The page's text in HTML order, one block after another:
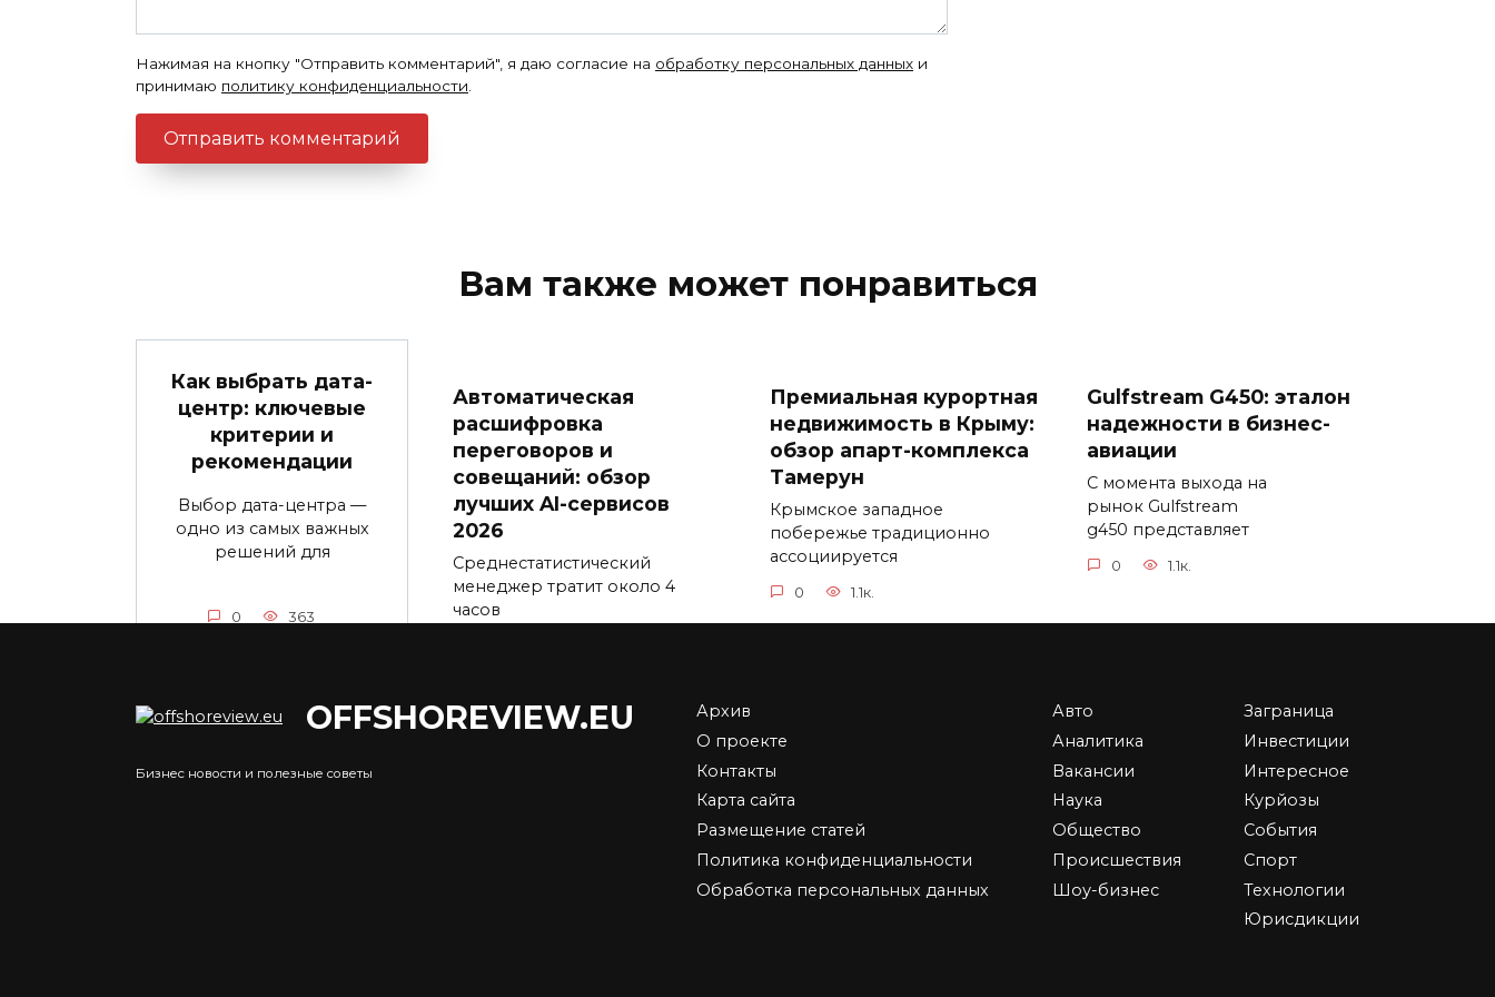
Нажимая на кнопку "Отправить комментарий", я даю согласие на обработку персональных данных и
принимаю политику конфиденциальности
Вам также может понравиться
Как выбрать дата-
центр: ключевые
критерии и
рекомендации
Выбор дата-центра —
одно из самых важных
решений для
0 363
Автоматическая
расшифровка
переговоров и
совещаний: обзор
лучших AI-сервисов
2026
Среднестатистический
менеджер тратит около 4
часов
Премиальная курортная
недвижимость в Крыму:
обзор апарт-комплекса
Тамерун
Крымское западное
побережье традиционно
ассоциируется
0 1.1к.
Gulfstream G450: эталон
надежности в бизнес-
авиации
С момента выхода на
рынок Gulfstream
g450 представляет
0 1.1к.
Преимущества онлайн-
жизнь людей всех возрастов.
Купить квартиру в
Москве по ипотеке:
столице
Покупка квартиры в Москве —
важный шаг для многих семей
Взять кредит на ИП:
как выбрать
правильный банк и
условия
Начать или развивать
это не только
OFFSHOREVIEW.EU
Бизнес новости и полезные советы
Архив
О проекте
Контакты
Карта сайта
Размещение статей
Политика конфиденциальности
Обработка персональных данных
Авто
Аналитика
Вакансии
Наука
Общество
Происшествия
Шоу-бизнес
Заграница
Инвестиции
Интересное
Курйозы
События
Спорт
Технологии
Юрисдикции